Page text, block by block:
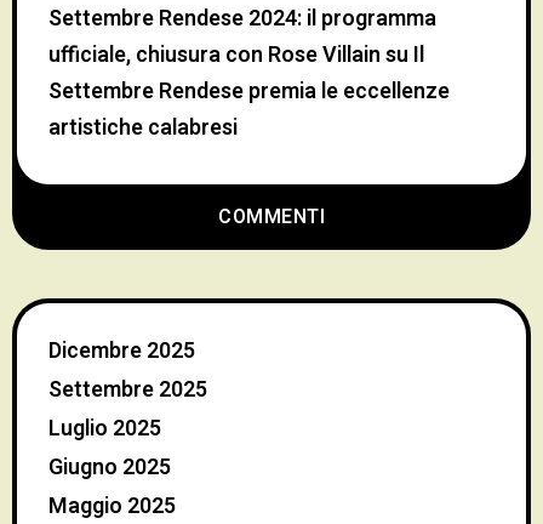
COMMENTI
Settembre Rendese 2024: il programma
ufficiale, chiusura con Rose Villainsu Il
Settembre Rendese premia le eccellenze
artistiche calabresi
Dicembre 2025
Settembre 2025
Luglio 2025
Giugno 2025
Maggio 2025